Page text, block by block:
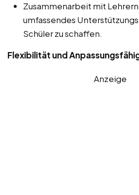
Zusammenarbeit mit
umfassendes
Schüler zu schaffen.
Flexibilität und
Anzeige